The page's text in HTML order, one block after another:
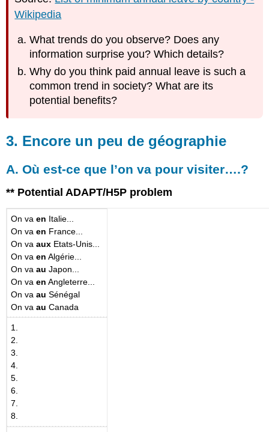
Wikipedia
What trends do you observe? Does any
information surprise you? Which details?
Why do you think paid annual leave is such a
common trend in society? What are its
potential benefits?
3. Encore un peu de géographie
A. Où est-ce que l’on va pour visiter….?
** Potential ADAPT/H5P problem
On vaen Italie...
On vaen France...
On vaaux Etats-Unis...
On vaen Algérie...
On vaau Japon...
On vaen Angleterre...
On vaau Sénégal
On vaau Canada
1.
2.
3.
4.
5.
6.
7.
8.